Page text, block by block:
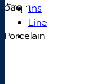
โทร
Line
วัสดุ :
Porcelain